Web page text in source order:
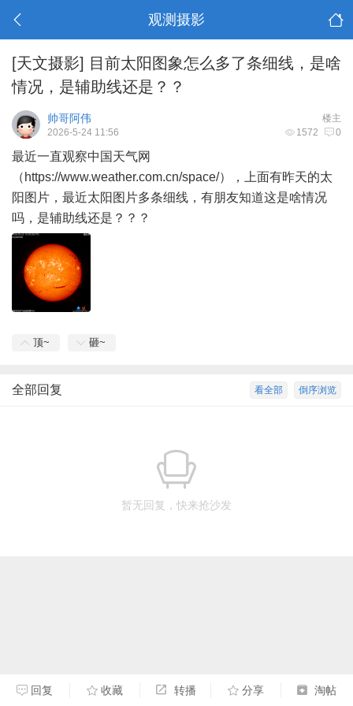
观测摄影
[天文摄影] 目前太阳图象怎么多了条细线，是啥
情况，是辅助线还是？？
楼主
帅哥阿伟
1572 0
2026-5-24 11:56
最近一直观察中国天气网
（ https://www.weather.com.cn/space/），上面有昨天的太
阳图片，最近太阳图片多条细线，有朋友知道这是啥情况
吗，是辅助线还是？？？
顶~ 砸~
倒序浏览
看全部
全部回复
暂无回复，快来抢沙发
回复 收藏 转播 分享 淘帖